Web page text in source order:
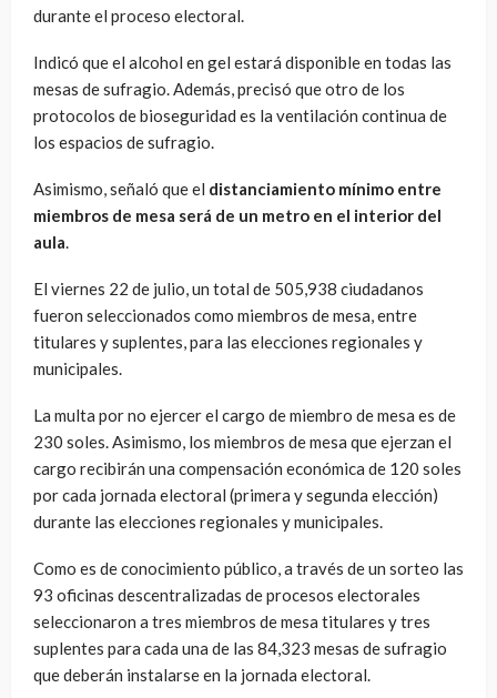
durante el proceso electoral.
Indicó que el alcohol en gel estará disponible en todas las
mesas de sufragio. Además, precisó que otro de los
protocolos de bioseguridad es la ventilación continua de
los espacios de sufragio.
Asimismo, señaló que el distanciamiento mínimo entre
miembros de mesa será de un metro en el interior del
aula.
El viernes 22 de julio, un total de 505,938 ciudadanos
fueron seleccionados como miembros de mesa, entre
titulares y suplentes, para las elecciones regionales y
municipales.
La multa por no ejercer el cargo de miembro de mesa es de
230 soles. Asimismo, los miembros de mesa que ejerzan el
cargo recibirán una compensación económica de 120 soles
por cada jornada electoral (primera y segunda elección)
durante las elecciones regionales y municipales.
Como es de conocimiento público, a través de un sorteo las
93 oficinas descentralizadas de procesos electorales
seleccionaron a tres miembros de mesa titulares y tres
suplentes para cada una de las 84,323 mesas de sufragio
que deberán instalarse en la jornada electoral.